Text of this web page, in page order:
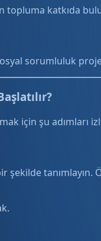
katkıda
sorumluluk
için şu adımları
şekilde tanımlayın.